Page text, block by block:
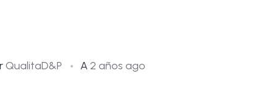
QualitaD&P A2 años ago